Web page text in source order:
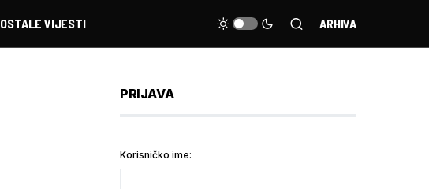
OSTALE VIJESTI ARHIVA
PRIJAVA
Korisničko ime: